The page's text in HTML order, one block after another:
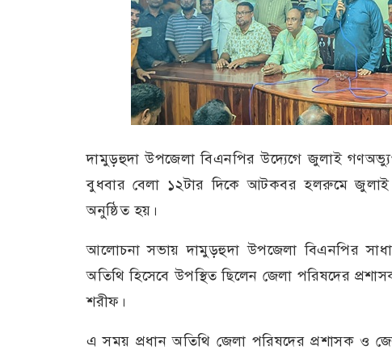
দামুড়হুদা উপজেলা বিএনপির উদ্যেগে জুলাই
বুধবার বেলা ১২টার দিকে আটকবর হলরুমে
অনুষ্ঠিত হয়।
আলোচনা সভায় দামুড়হুদা উপজেলা বিএনপির
অতিথি হিসেবে উপস্থিত ছিলেন জেলা পরিষদের
শরীফ।
এ সময় প্রধান অতিথি জেলা পরিষদের প্রশাসক ও